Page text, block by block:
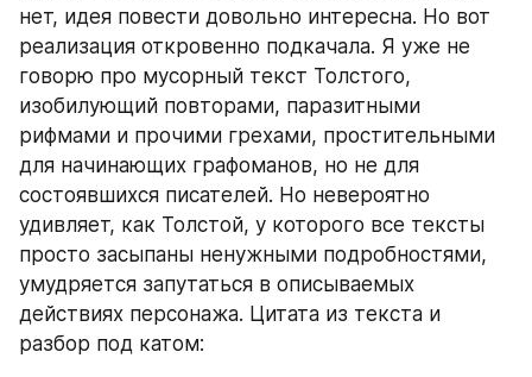
нет, идея повести довольно интересна. Но вот
реализация откровенно подкачала. Я уже не
говорю про мусорный текст Толстого,
изобилующий повторами, паразитными
рифмами и прочими грехами, простительными
для начинающих графоманов, но не для
состоявшихся писателей. Но невероятно
удивляет, как Толстой, у которого все тексты
просто засыпаны ненужными подробностями,
умудряется запутаться в описываемых
действиях персонажа. Цитата из текста и
разбор под катом: